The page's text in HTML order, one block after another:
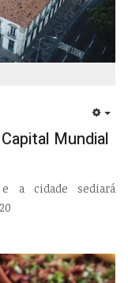
Mundial
a cidade sediará